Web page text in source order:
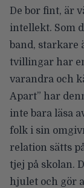
De bor fint, är
intellekt. Som
band, starkare
tvillingar har
varandra och
Apart” har
inte bara läsa
folk i sin
relation sätts
tjej på skolan.
hjulet och gör